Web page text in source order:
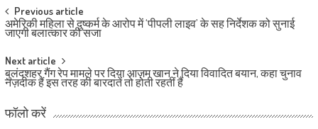
Post navigation
Previous article
अमेरिकी महिला से दुष्कर्म के आरोप में ‘पीपली लाइव’ के सह निर्देशक को सुनाई
जाएगी बलात्कार की सजा
Next article
बुलंदशहर गैंग रेप मामले पर दिया आज़म खान ने दिया विवादित बयान, कहा चुनाव
नज़दीक हैं इस तरह की बारदातें तो होती रहतीं हैं
फॉलो करें